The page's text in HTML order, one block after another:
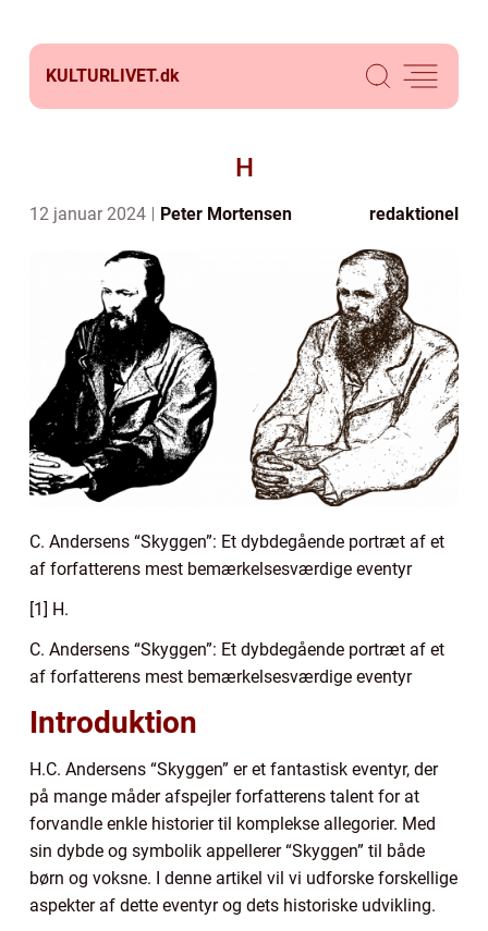
KULTURLIVET.dk
H
12 januar 2024 Peter Mortensen redaktionel
C. Andersens “Skyggen”: Et dybdegående portræt af et
af forfatterens mest bemærkelsesværdige eventyr
[1] H.
C. Andersens “Skyggen”: Et dybdegående portræt af et
af forfatterens mest bemærkelsesværdige eventyr
Introduktion
H.C. Andersens “Skyggen” er et fantastisk eventyr, der
på mange måder afspejler forfatterens talent for at
forvandle enkle historier til komplekse allegorier. Med
sin dybde og symbolik appellerer “Skyggen” til både
børn og voksne. I denne artikel vil vi udforske forskellige
aspekter af dette eventyr og dets historiske udvikling.